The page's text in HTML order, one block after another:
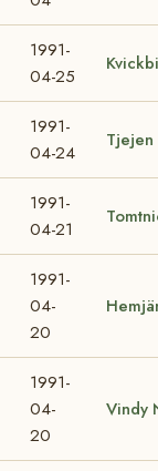
1991-
04-25
1991-
04-24
Tjejen
1991-
04-21
1991-
04-
20
1991-
04-
20
Vindy